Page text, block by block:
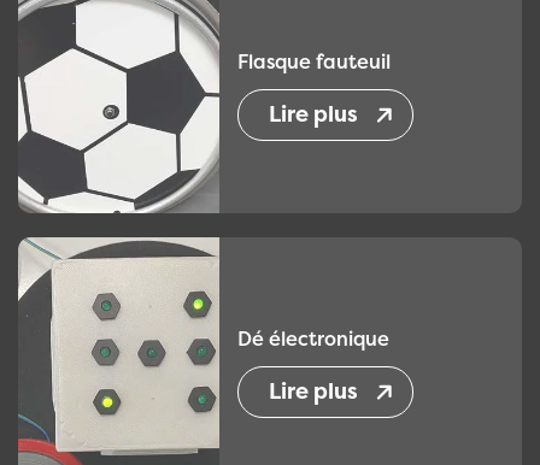
Flasque fauteuil
Lire plus
Dé électronique
Lire plus